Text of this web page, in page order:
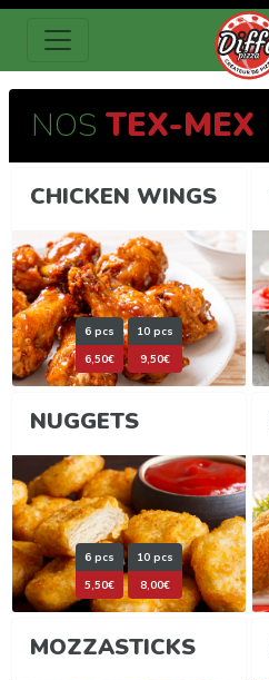
NOS TEX-MEX
CHICKEN WINGS
6 pcs
6,50€
10 pcs
9,50€
NUGGETS
6 pcs
5,50€
10 pcs
8,00€
MOZZASTICKS